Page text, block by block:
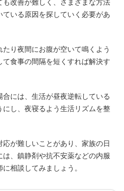
改善が難しく、さまざまな方法
いる原因を探していく必要があ
り夜間にお腹が空いて鳴くよう
食事の間隔を短くすれば解決す
には、生活が昼夜逆転している
し、夜寝るよう生活リズムを整
が難しいことがあり、家族の日
、鎮静剤や抗不安薬などの内服
相談してみましょう。